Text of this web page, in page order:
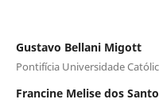
Gustavo Bellani Migott
Pontifícia Universidade
Francine Melise dos